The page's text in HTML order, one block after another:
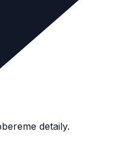
detaily.